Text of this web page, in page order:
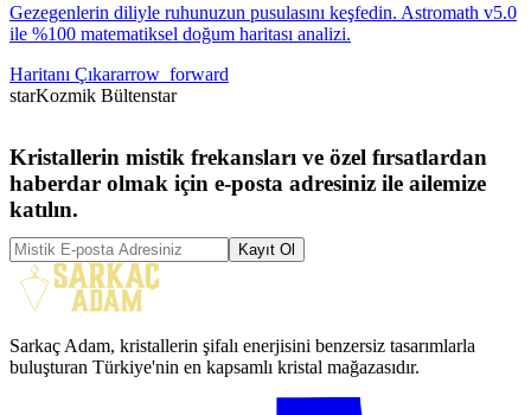
Gezegenlerin diliyle ruhunuzun pusulasını keşfedin. Astromath v5.0
ile %100 matematiksel doğum haritası analizi.
Haritanı Çıkararrow_forward
starKozmik Bültenstar
Kristallerin mistik frekansları ve özel fırsatlardan
haberdar olmak için e-posta adresiniz ile ailemize
katılın.
Kayıt Ol
Sarkaç Adam, kristallerin şifalı enerjisini benzersiz tasarımlarla
buluşturan Türkiye'nin en kapsamlı kristal mağazasıdır.